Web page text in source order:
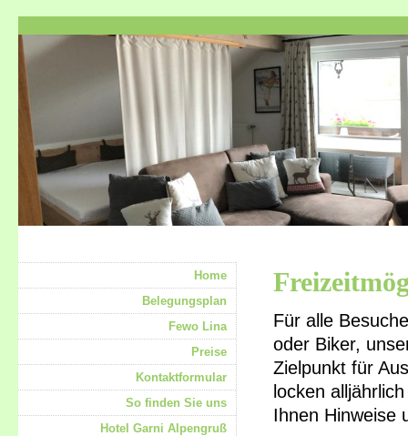
Für alle
oder Biker,
Zielpunkt für
locken
Ihnen Hinweise
Home
Belegungsplan
Fewo Lina
Preise
Kontaktformular
So finden Sie uns
Hotel Garni Alpengruß